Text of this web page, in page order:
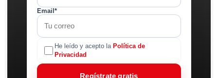
Email*
He leído y acepto la Política de
Privacidad
Regístrate gratis